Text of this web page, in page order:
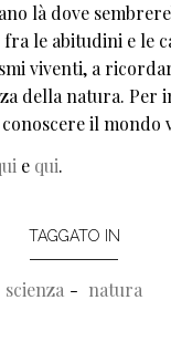
là dove
le abitudini e le
viventi, a
della natura. Per
il mondo
e qui.
TAGGATO IN
scienza natura